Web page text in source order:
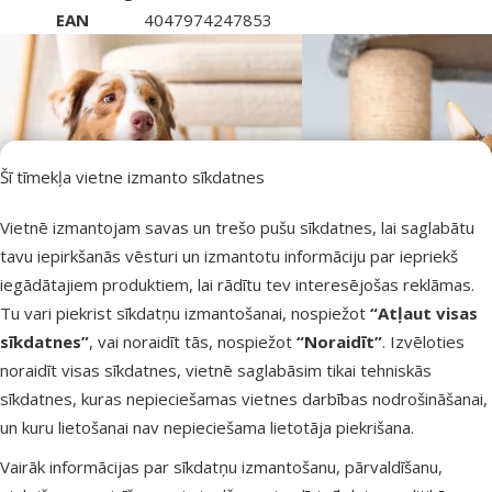
Šī tīmekļa vietne izmanto sīkdatnes
Vietnē izmantojam savas un trešo pušu sīkdatnes, lai saglabātu
tavu iepirkšanās vēsturi un izmantotu informāciju par iepriekš
iegādātajiem produktiem, lai rādītu tev interesējošas reklāmas.
Tu vari piekrist sīkdatņu izmantošanai, nospiežot “Atļaut visas
sīkdatnes”, vai noraidīt tās, nospiežot “Noraidīt”. Izvēloties
noraidīt visas sīkdatnes, vietnē saglabāsim tikai tehniskās
sīkdatnes, kuras nepieciešamas vietnes darbības nodrošināšanai,
un kuru lietošanai nav nepieciešama lietotāja piekrišana.
Vairāk informācijas par sīkdatņu izmantošanu, pārvaldīšanu,
EAN
4047974247853
TRIXIE – līderis mājdzīvnieku preču nozarē jau 50 gadus
Plašs un daudzveidīgs preču klāsts mājdzīvniekiem
Rūpes par mājdzīvnieku labsajūtu un komfortu